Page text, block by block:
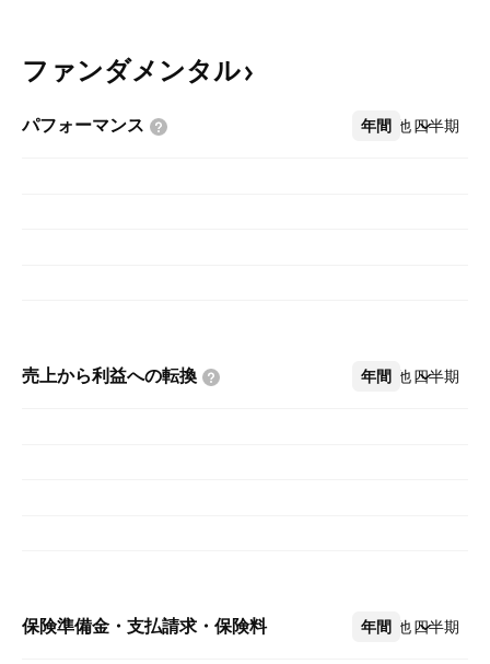
ファンダメンタル
パフォーマンス 年間 四半期
その他
売上から利益への転換 年間 四半期
その他
保険準備金・支払請求・保険料 年間 四半期
その他